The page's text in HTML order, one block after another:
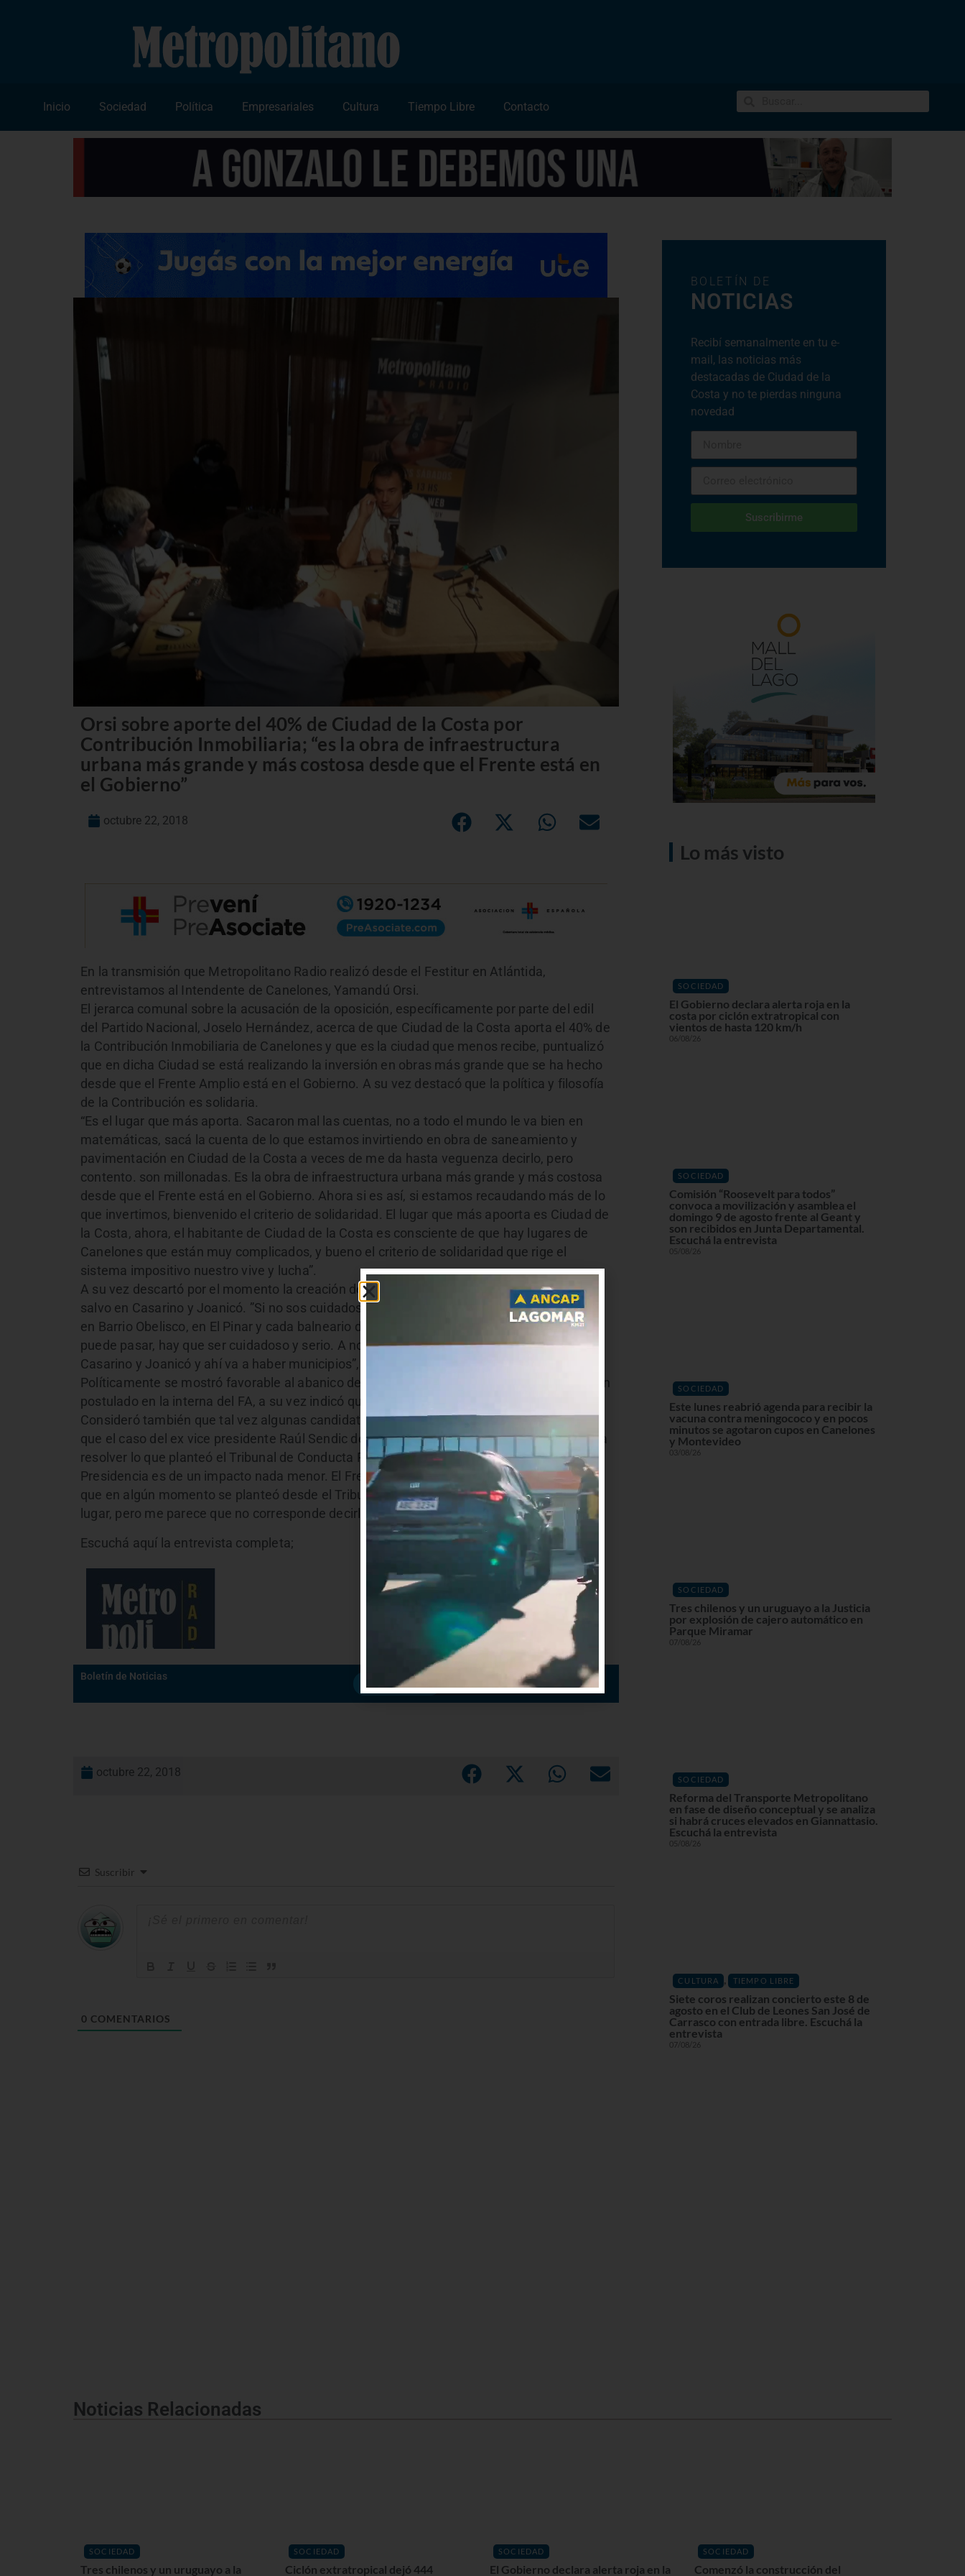
Inicio Sociedad Política Empresariales Cultura Tiempo Libre Contacto
Orsi sobre aporte del 40% de Ciudad de la Costa por
Contribución Inmobiliaria; “es la obra de infraestructura
urbana más grande y más costosa desde que el Frente está en
el Gobierno”
octubre 22, 2018
En la transmisión que Metropolitano Radio realizó desde el Festitur en Atlántida,
entrevistamos al Intendente de Canelones, Yamandú Orsi.
El jerarca comunal sobre la acusación de la oposición, específicamente por parte del edil
del Partido Nacional, Joselo Hernández, acerca de que Ciudad de la Costa aporta el 40% de
la Contribución Inmobiliaria de Canelones y que es la ciudad que menos recibe, puntualizó
que en dicha Ciudad se está realizando la inversión en obras más grande que se ha hecho
desde que el Frente Amplio está en el Gobierno. A su vez destacó que la política y filosofía
de la Contribución es solidaria.
“Es el lugar que más aporta. Sacaron mal las cuentas, no a todo el mundo le va bien en
matemáticas, sacá la cuenta de lo que estamos invirtiendo en obra de saneamiento y
pavimentación en Ciudad de la Costa a veces de me da hasta veguenza decirlo, pero
contento. son millonadas. Es la obra de infraestructura urbana más grande y más costosa
desde que el Frente está en el Gobierno. Ahora si es así, si estamos recaudando más de lo
que invertimos, bienvenido el criterio de solidaridad. El lugar que más apoorta es Ciudad de
la Costa, ahora, el habitante de Ciudad de la Costa es consciente de que hay lugares de
Canelones que están muy complicados, y bueno el criterio de solidaridad que rige el
sistema impositivo nuestro vive y lucha”.
A su vez descartó por el momento la creación de nuevos municipios en el departamento
salvo en Casarino y Joanicó. ”Si no sos cuidadoso terminás con un municipio en Tiscornia,
en Barrio Obelisco, en El Pinar y cada balneario de la Costa de Oro quiere su municipio,
puede pasar, hay que ser cuidadoso y serio. A nostros nos presentaron dos iniciativas en
Casarino y Joanicó y ahí va a haber municipios”, puntualizó.
Políticamente se mostró favorable al abanico de precandidatos a la Presidencia que se han
postulado en la interna del FA, a su vez indicó que “capás que hay lugar para más”.
Consideró también que tal vez algunas candidaturas se largaron tarde. A su vez consideró
que el caso del ex vice presidente Raúl Sendic debería ser tratado en la fuerza política para
resolver lo que planteó el Tribunal de Conducta Política del FA. “Renunicar a la vice
Presidencia es de un impacto nada menor. El Frente lo que tiene que hacer es resolver lo
que en algún momento se planteó desde el Tribunal de Conducta. Yo se lo que haría en su
lugar, pero me parece que no corresponde decirlo”, apuntó.
Escuchá aquí la entrevista completa;
Boletín de Noticias
Suscribirme
octubre 22, 2018
Suscribir
0 COMENTARIOS
BOLETÍN DE
NOTICIAS
Recibí semanalmente en tu e-
mail, las noticias más
destacadas de Ciudad de la
Costa y no te pierdas ninguna
novedad
Suscribirme
Lo más visto
SOCIEDAD
El Gobierno declara alerta roja en la
costa por ciclón extratropical con
vientos de hasta 120 km/h
06/08/26
SOCIEDAD
Comisión “Roosevelt para todos”
convoca a movilización y asamblea el
domingo 9 de agosto frente al Geant y
son recibidos en Junta Departamental.
Escuchá la entrevista
05/08/26
SOCIEDAD
Este lunes reabrió agenda para recibir la
vacuna contra meningococo y en pocos
minutos se agotaron cupos en Canelones
y Montevideo
03/08/26
SOCIEDAD
Tres chilenos y un uruguayo a la Justicia
por explosión de cajero automático en
Parque Miramar
07/08/26
SOCIEDAD
Reforma del Transporte Metropolitano
en fase de diseño conceptual y se analiza
si habrá cruces elevados en Giannattasio.
Escuchá la entrevista
05/08/26
CULTURA , TIEMPO LIBRE
Siete coros realizan concierto este 8 de
agosto en el Club de Leones San José de
Carrasco con entrada libre. Escuchá la
entrevista
07/08/26
Noticias Relacionadas
SOCIEDAD
Tres chilenos y un uruguayo a la
SOCIEDAD
Ciclón extratropical dejó 444
SOCIEDAD
El Gobierno declara alerta roja en la
SOCIEDAD
Comenzó la construcción del